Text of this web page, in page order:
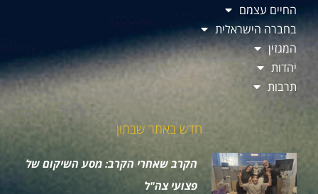
החיים עצמם
בחברה הישראלית
המגזין
יהדות
תרבות
חדש באתר שבתון
הקרב שאחרי הקרב: מסע השיקום של
פצועי צה"ל